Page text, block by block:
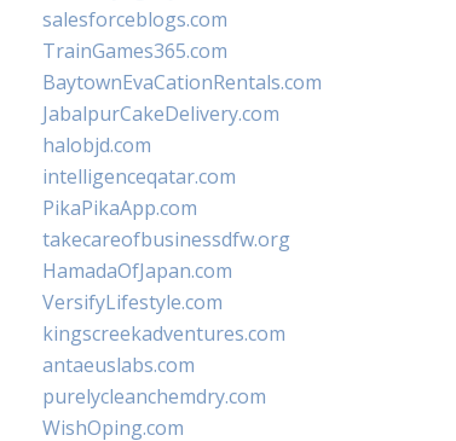
salesforceblogs.com
TrainGames365.com
BaytownEvaCationRentals.com
JabalpurCakeDelivery.com
halobjd.com
intelligenceqatar.com
PikaPikaApp.com
takecareofbusinessdfw.org
HamadaOfJapan.com
VersifyLifestyle.com
kingscreekadventures.com
antaeuslabs.com
purelycleanchemdry.com
WishOping.com